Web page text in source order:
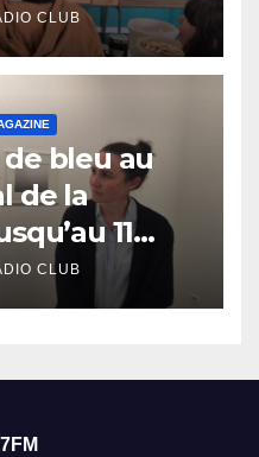
CLUB
bleu au
de la
11
CLUB